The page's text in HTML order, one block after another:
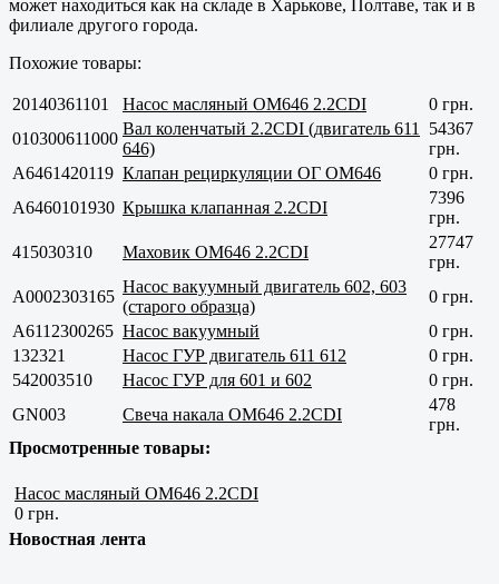
может находиться как на складе в Харькове, Полтаве, так и в
филиале другого города.
Похожие товары:
20140361101 Насос масляный OM646 2.2CDI
0 грн.
010300611000
Вал коленчатый 2.2CDI (двигатель 611
646)
54367
грн.
A6461420119 Клапан рециркуляции ОГ OM646
0 грн.
A6460101930 Крышка клапанная 2.2CDI
7396
грн.
415030310
Маховик OM646 2.2CDI
27747
грн.
A0002303165
Насос вакуумный двигатель 602, 603
(старого образца)
0 грн.
A6112300265 Насос вакуумный
0 грн.
132321
Насос ГУР двигатель 611 612
0 грн.
542003510
Насос ГУР для 601 и 602
0 грн.
GN003
Свеча накала OM646 2.2CDI
478
грн.
Просмотренные товары:
Насос масляный OM646 2.2CDI
0 грн.
Новостная лента